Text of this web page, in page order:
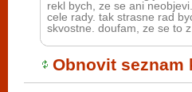
rekl bych, ze se ani
cele rady. tak strasne rad
skvostne. doufam, ze se to
Obnovit seznam